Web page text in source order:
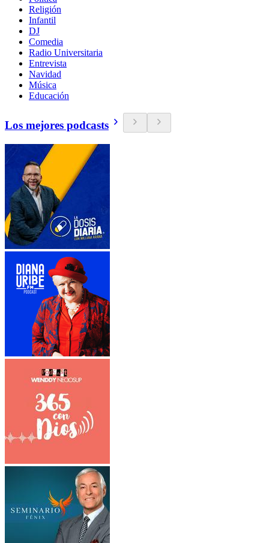
Religión
Infantil
DJ
Comedia
Radio Universitaria
Entrevista
Navidad
Música
Educación
Los mejores podcasts